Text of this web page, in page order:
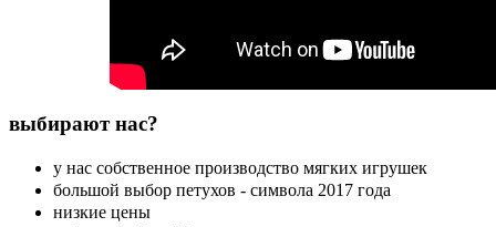
выбирают нас?
у нас собственное производство мягких игрушек
большой выбор петухов - символа 2017 года
низкие цены